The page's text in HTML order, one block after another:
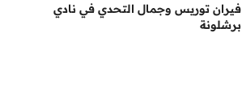
فيران توريس وجمال التحدي في نادي
برشلونة